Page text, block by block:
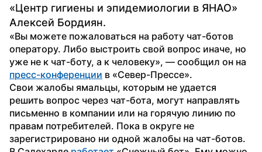
«Центр гигиены и эпидемиологии в ЯНАО»
Алексей Бордиян.
«Вы можете пожаловаться на работу чат-ботов
оператору. Либо выстроить свой вопрос иначе, но
пресс-конференции в «Север-Прессе».
Свои жалобы ямальцы, которым не удается
решить вопрос через чат-бота, могут направлять
письменно в компании или на горячую линию по
правам потребителей. Пока в округе не
зарегистрировано ни одной жалобы на чат-ботов.